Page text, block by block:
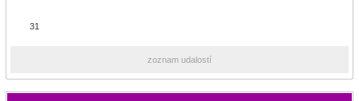
31
zoznam udalostí